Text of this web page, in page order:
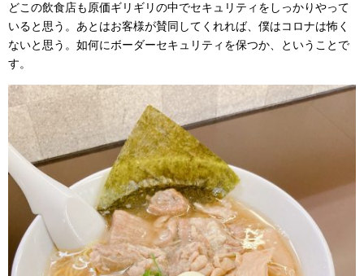
どこの飲食店も原価ギリギリの中でセキュリティをしっかりやって
いると思う。あとはお客様が賛同してくれれば、僕はコロナは怖く
ないと思う。如何にボーダーセキュリティを保つか、ということで
す。